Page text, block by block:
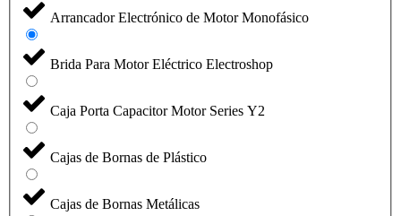
Arrancador Electrónico de Motor Monofásico
Brida Para Motor Eléctrico Electroshop
Caja Porta Capacitor Motor Series Y2
Cajas de Bornas de Plástico
Cajas de Bornas Metálicas